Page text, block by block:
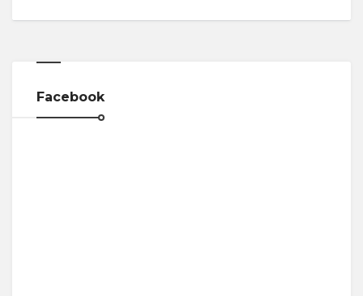
Facebook